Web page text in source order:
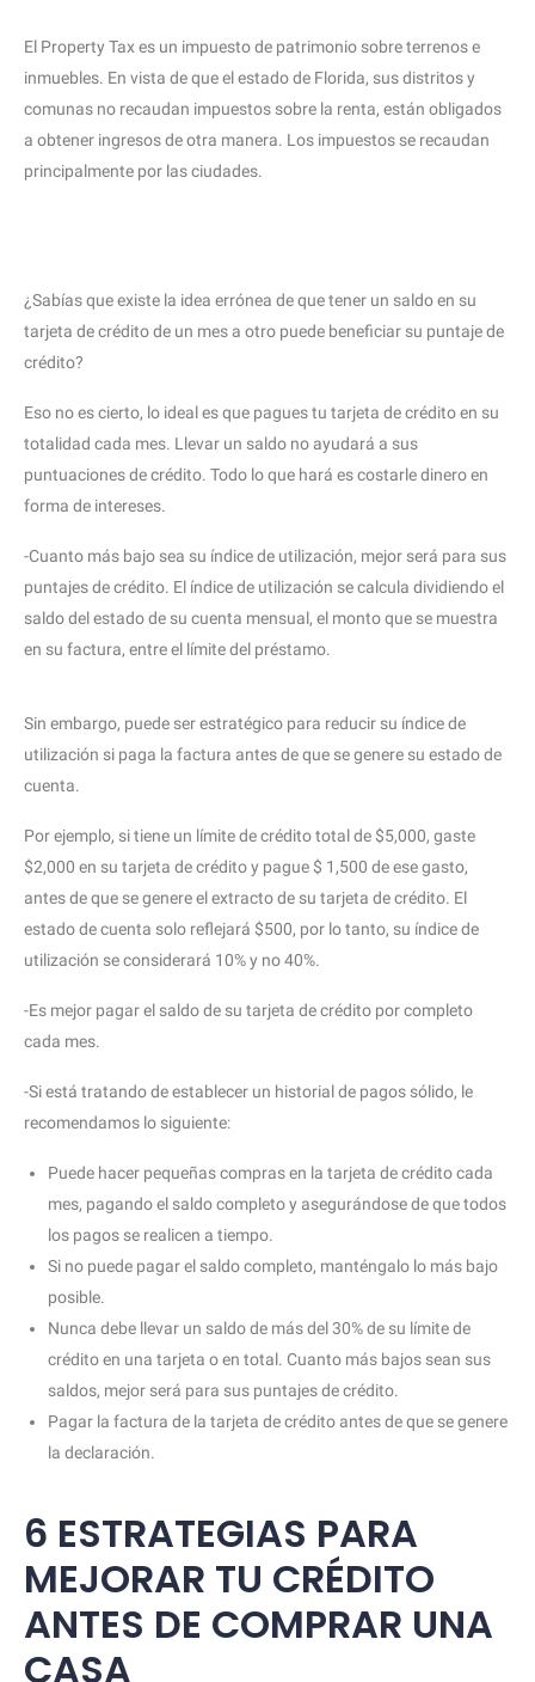
El Property Tax es un impuesto de patrimonio sobre terrenos e
inmuebles. En vista de que el estado de Florida, sus distritos y
comunas no recaudan impuestos sobre la renta, están obligados
a obtener ingresos de otra manera. Los impuestos se recaudan
principalmente por las ciudades.
¿Sabías que existe la idea errónea de que tener un saldo en su
tarjeta de crédito de un mes a otro puede beneficiar su puntaje de
crédito?
Eso no es cierto, lo ideal es que pagues tu tarjeta de crédito en su
totalidad cada mes. Llevar un saldo no ayudará a sus
puntuaciones de crédito. Todo lo que hará es costarle dinero en
forma de intereses.
-Cuanto más bajo sea su índice de utilización, mejor será para sus
puntajes de crédito. El índice de utilización se calcula dividiendo el
saldo del estado de su cuenta mensual, el monto que se muestra
en su factura, entre el límite del préstamo.
Sin embargo, puede ser estratégico para reducir su índice de
utilización si paga la factura antes de que se genere su estado de
cuenta.
Por ejemplo, si tiene un límite de crédito total de $5,000, gaste
$2,000 en su tarjeta de crédito y pague $ 1,500 de ese gasto,
antes de que se genere el extracto de su tarjeta de crédito. El
estado de cuenta solo reflejará $500, por lo tanto, su índice de
utilización se considerará 10% y no 40%.
-Es mejor pagar el saldo de su tarjeta de crédito por completo
cada mes.
-Si está tratando de establecer un historial de pagos sólido, le
recomendamos lo siguiente:
Puede hacer pequeñas compras en la tarjeta de crédito cada
mes, pagando el saldo completo y asegurándose de que todos
los pagos se realicen a tiempo.
Si no puede pagar el saldo completo, manténgalo lo más bajo
posible.
Nunca debe llevar un saldo de más del 30% de su límite de
crédito en una tarjeta o en total. Cuanto más bajos sean sus
saldos, mejor será para sus puntajes de crédito.
Pagar la factura de la tarjeta de crédito antes de que se genere
la declaración.
6 ESTRATEGIAS PARA
MEJORAR TU CRÉDITO
ANTES DE COMPRAR UNA
CASA